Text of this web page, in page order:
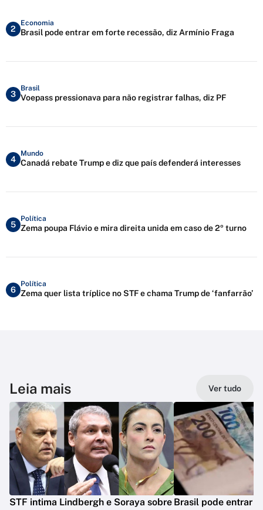
2
Economia
Brasil pode entrar em forte recessão, diz Armínio Fraga
3
Brasil
Voepass pressionava para não registrar falhas, diz PF
4
Mundo
Canadá rebate Trump e diz que país defenderá interesses
5
Política
Zema poupa Flávio e mira direita unida em caso de 2º turno
6
Política
Zema quer lista tríplice no STF e chama Trump de ‘fanfarrão’
Leia mais Ver tudo
STF intima Lindbergh e Soraya sobre Brasil pode entrar